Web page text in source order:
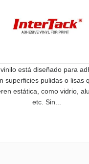
está diseñado para
superficies pulidas o lisas
estática, como vidrio,
etc. Sin...